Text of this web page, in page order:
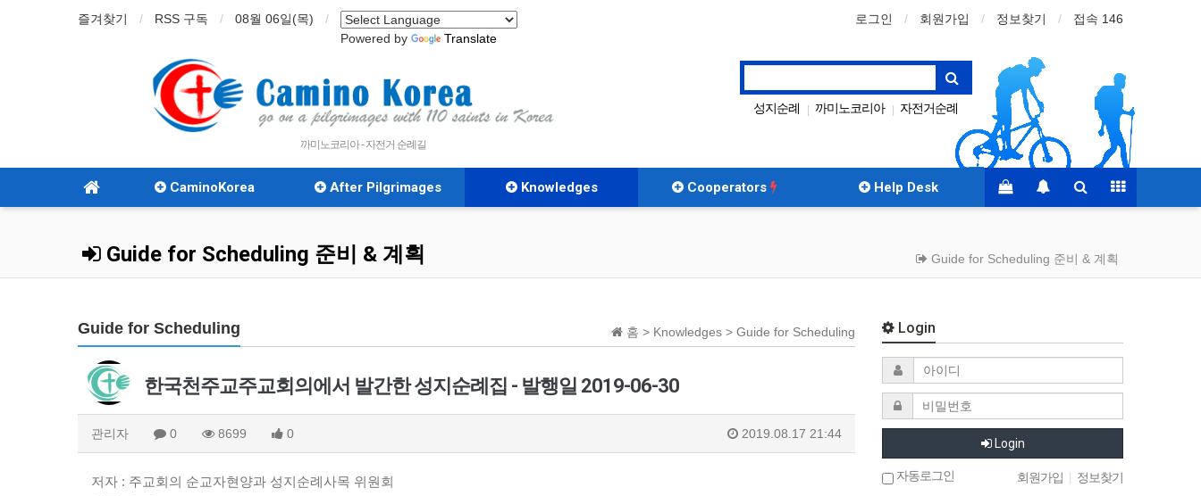
즐겨찾기 RSS 구독
08월 06일(목)
Powered by
Translate
로그인 회원가입 정보찾기 접속 146
까미노코리아 - 자전거 순례길
성지순례 | 까미노코리아 | 자전거순례
CaminoKorea After Pilgrimages Knowledges Cooperators Help Desk
Guide for Scheduling 준비 & 계획 Guide for Scheduling 준비 & 계획
홈 > Knowledges > Guide for Scheduling
Guide for Scheduling
한국천주교주교회의에서 발간한 성지순례집 - 발행일 2019-06-30
관리자 0 8699 0 2019.08.17 21:44
저자 : 주교회의 순교자현양과 성지순례사목 위원회
Login
Login
자동로그인 회원가입 | 정보찾기